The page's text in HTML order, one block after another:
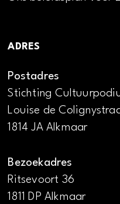
ADRES
Postadres
Stichting
Louise de
1814 JA Alkmaar
Bezoekadres
Ritsevoort 36
1811 DP Alkmaar